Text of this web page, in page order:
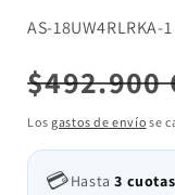
SKU:
AS-18UW4RLRKA-1
Precio
habitual
$492.900
Los gastos de envío se
💳Hasta3